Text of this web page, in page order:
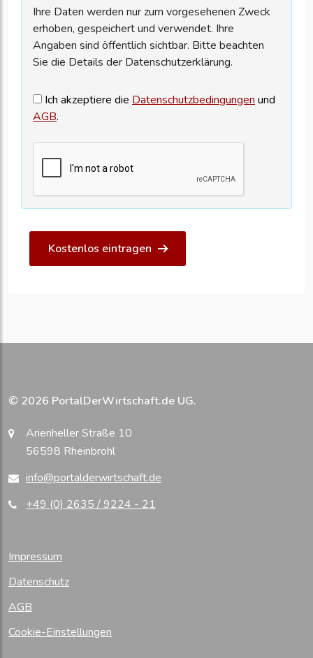
Ihre Daten werden nur zum vorgesehenen Zweck
erhoben, gespeichert und verwendet. Ihre
Angaben sind öffentlich sichtbar. Bitte beachten
Sie die Details der Datenschutzerklärung.
Ich akzeptiere die Datenschutzbedingungen und
AGB.
Kostenlos eintragen
© 2026 PortalDerWirtschaft.de UG.
Arienheller Straße 10
56598 Rheinbrohl
info@portalderwirtschaft.de
+49 (0) 2635 / 9224 - 21
Impressum
Datenschutz
AGB
Cookie-Einstellungen